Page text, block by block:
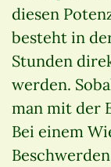
diesen
besteht in
Stunden
werden.
man mit der
Bei einem